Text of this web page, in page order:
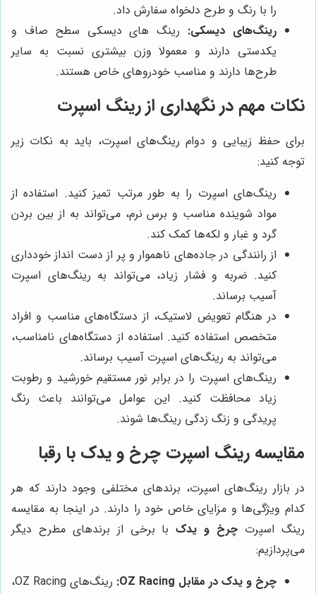
را با رنگ و طرح دلخواه سفارش داد.
رینگ‌های دیسکی: رینگ های دیسکی سطح صاف و
یکدستی دارند و معمولا وزن بیشتری نسبت به سایر
طرح‌ها دارند و مناسب خودروهای خاص هستند.
نکات مهم در نگهداری از رینگ اسپرت
برای حفظ زیبایی و دوام رینگ‌های اسپرت، باید به نکات زیر
توجه کنید:
رینگ‌های اسپرت را به طور مرتب تمیز کنید. استفاده از
مواد شوینده مناسب و برس نرم، می‌تواند به از بین بردن
گرد و غبار و لکه‌ها کمک کند.
از رانندگی در جاده‌های ناهموار و پر از دست انداز خودداری
کنید. ضربه و فشار زیاد، می‌تواند به رینگ‌های اسپرت
آسیب برساند.
در هنگام تعویض لاستیک، از دستگاه‌های مناسب و افراد
متخصص استفاده کنید. استفاده از دستگاه‌های نامناسب،
می‌تواند به رینگ‌های اسپرت آسیب برساند.
رینگ‌های اسپرت را در برابر نور مستقیم خورشید و رطوبت
زیاد محافظت کنید. این عوامل می‌توانند باعث رنگ
پریدگی و زنگ زدگی رینگ‌ها شوند.
مقایسه رینگ اسپرت چرخ و یدک با رقبا
در بازار رینگ‌های اسپرت، برندهای مختلفی وجود دارند که هر
کدام ویژگی‌ها و مزایای خاص خود را دارند. در اینجا به مقایسه
رینگ اسپرت چرخ و یدکبا برخی از برندهای مطرح دیگر
می‌پردازیم:
چرخ و یدک در مقابل OZ Racing:
رینگ‌های OZ Racing،